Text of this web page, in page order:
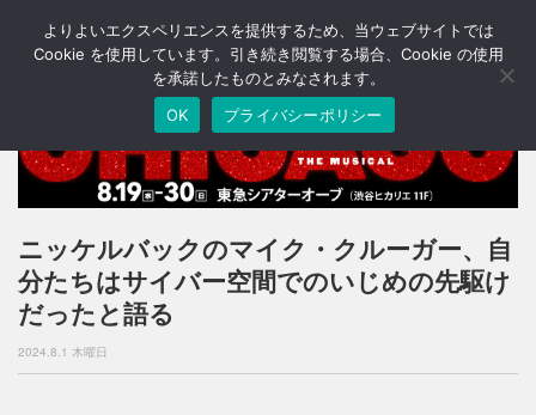
T
o
n
v
i
g
a
n
ニッケルバックのマイク・クルーガー、自
分たちはサイバー空間でのいじめの先駆け
だったと語る
2024.8.1 木曜日
よりよいエクスペリエンスを提供するため、当ウェブサイトでは
Cookie を使用しています。引き続き閲覧する場合、Cookie の使用
を承諾したものとみなされます。
OK
プライバシーポリシー